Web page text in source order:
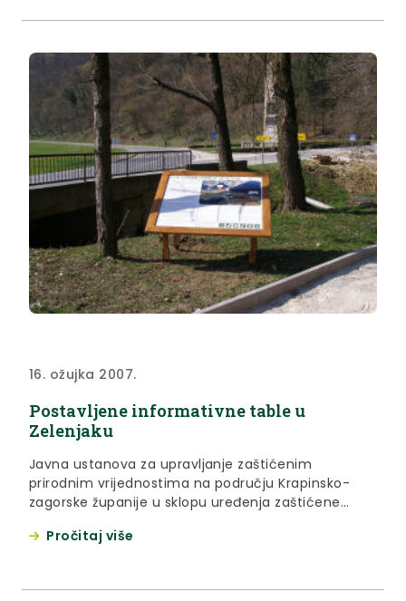
16. ožujka 2007.
Postavljene informativne table u
Zelenjaku
Javna ustanova za upravljanje zaštićenim
prirodnim vrijednostima na području Krapinsko-
zagorske županije u sklopu uređenja zaštićene
Zelenjak, jučer je postavila informativne table sa
Pročitaj više